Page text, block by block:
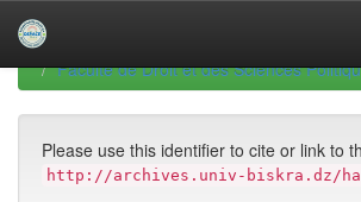
navigationUniversity of Biskra Repository
Faculté de Droit et des Sciences
Please use this identifier to cite or link to
http://archives.univ-biskra.dz/